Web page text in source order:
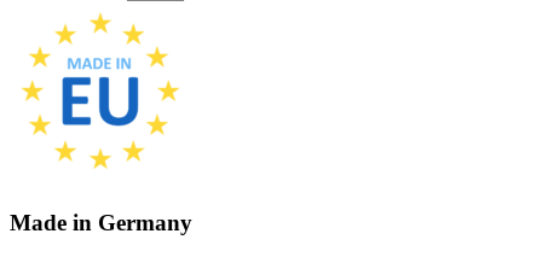
Made in Germany